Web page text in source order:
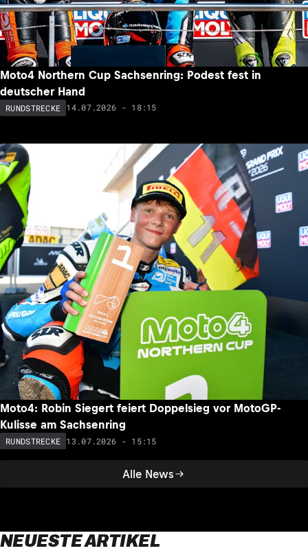
Alle News
Moto4 Northern Cup Sachsenring: Podest fest in
deutscher Hand
RUNDSTRECKE 14.07.2026 - 18:15
Moto4: Robin Siegert feiert Doppelsieg vor MotoGP-
Kulisse am Sachsenring
RUNDSTRECKE 13.07.2026 - 15:15
NEUESTE ARTIKEL